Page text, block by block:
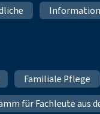
Familiale Pflege
für Fachleute aus